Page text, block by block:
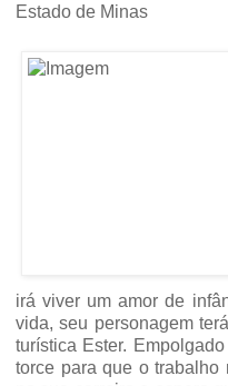
Estado de Minas
irá viver um amor de
vida, seu personagem
turística Ester.
torce para que o trabalho